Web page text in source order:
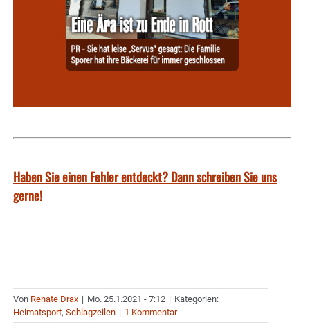
Haben Sie einen Fehler entdeckt? Dann schreiben Sie uns
gerne!
Von Renate Drax | Mo. 25.1.2021 - 7:12 | Kategorien:
Heimatsport, Schlagzeilen | 1 Kommentar